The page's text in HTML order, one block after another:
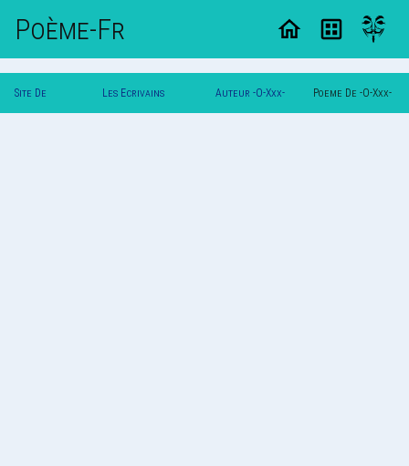
Poème-Fr
Site De Les Ecrivains Auteur -O-Xxx- Poeme De -O-Xxx-